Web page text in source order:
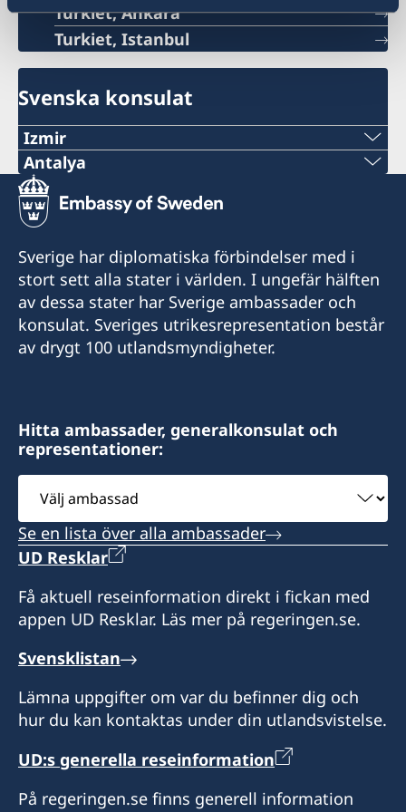
Turkiet, Ankara
Turkiet, Istanbul
Svenska konsulat
Izmir
Telefonnummer
+90 549 211 79 91
E-postadress
consul@swedenizmir.com
Telefontid:
måndag - fredag kl. 09.00-15.00.
hör av dig på mail med dina frågor.
Konsulatet i Izmie kan utlämna pass, ID-kort
och körkort som sökts vid en ambassad eller
polismyndighet i Sverige.
Vid lokala helgdagar håller som regel
honorärkonsulatet stängt. Skriv mail och fråga
innan du beger dig dit.
Språk: turkiska, engelska och franska.
Honorärkonsul
Feyzi Kaya
Antalya
Telefonnummer
+90 546 242 42 77
E-postadress
consulatesweden@gmail.com
Honorärkonsulatet tar endast emot besökare
efter tidsbokning. Vänligen ring i förväg eller
hör av dig på mail med dina frågor.
Konsulatet i Antalya kan utlämna pass, ID-kort
och körkort som sökts vid en ambassad eller
polismyndighet i Sverige. Konsulatet kan även
utfärda provisoriska pass.
regel stängt. Ring innan du beger dig dit.
Språk: turkiska och engelska
Honorärkonsul
Başak Akıncı
Sverige har diplomatiska förbindelser med i
stort sett alla stater i världen. I ungefär hälften
av dessa stater har Sverige ambassader och
konsulat. Sveriges utrikesrepresentation består
av drygt 100 utlandsmyndigheter.
Hitta ambassader, generalkonsulat och
representationer:
Välj
ambassad
Se en lista över alla ambassader
UD Resklar
Få aktuell reseinformation direkt i fickan med
appen UD Resklar. Läs mer på regeringen.se.
Svensklistan
Lämna uppgifter om var du befinner dig och
hur du kan kontaktas under din utlandsvistelse.
UD:s generella reseinformation
På regeringen.se finns generell information